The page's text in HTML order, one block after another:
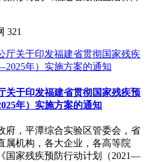
321
关于印发福建省贯彻国家残疾预
年）实施方案的通知
府，平潭综合实验区管委会，省
属机构，各大企业，各高等院
家残疾预防行动计划（2021—